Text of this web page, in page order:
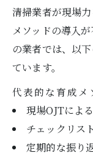
清掃業者が現場
メソッドの導入
の業者では、以
ています。
代表的な育成メ
現場OJTによ
チェックリス
定期的な振り